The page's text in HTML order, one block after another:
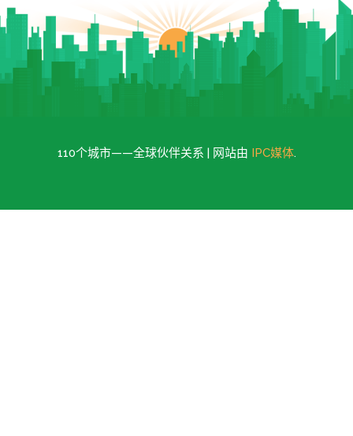
110个城市——全球伙伴关系 | 网站由 IPC媒体.